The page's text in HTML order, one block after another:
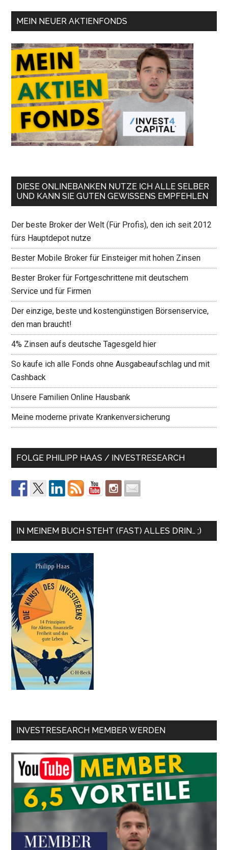
MEIN NEUER AKTIENFONDS
DIESE ONLINEBANKEN NUTZE ICH ALLE SELBER
UND KANN SIE GUTEN GEWISSENS EMPFEHLEN
Der beste Broker der Welt (Für Profis), den ich seit 2012
fürs Hauptdepot nutze
Bester Mobile Broker für Einsteiger mit hohen Zinsen
Bester Broker für Fortgeschrittene mit deutschem
Service und für Firmen
Der einzige, beste und kostengünstigen Börsenservice,
den man braucht!
4% Zinsen aufs deutsche Tagesgeld hier
So kaufe ich alle Fonds ohne Ausgabeaufschlag und mit
Cashback
Unsere Familien Online Hausbank
Meine moderne private Krankenversicherung
FOLGE PHILIPP HAAS / INVESTRESEARCH
IN MEINEM BUCH STEHT (FAST) ALLES DRIN… ;)
INVESTRESEARCH MEMBER WERDEN